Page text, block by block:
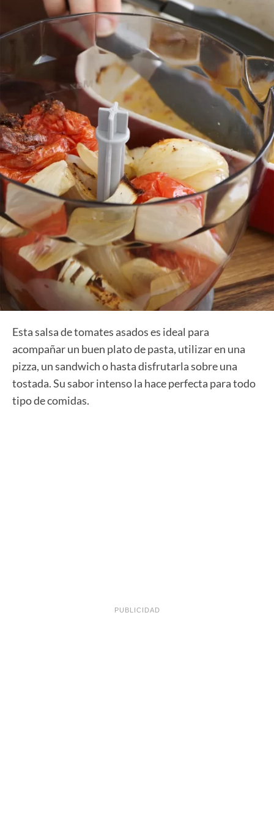
Esta salsa de tomates asados es ideal para
acompañar un buen plato de pasta, utilizar en una
pizza, un sandwich o hasta disfrutarla sobre una
tostada. Su sabor intenso la hace perfecta para todo
tipo de comidas.
PUBLICIDAD